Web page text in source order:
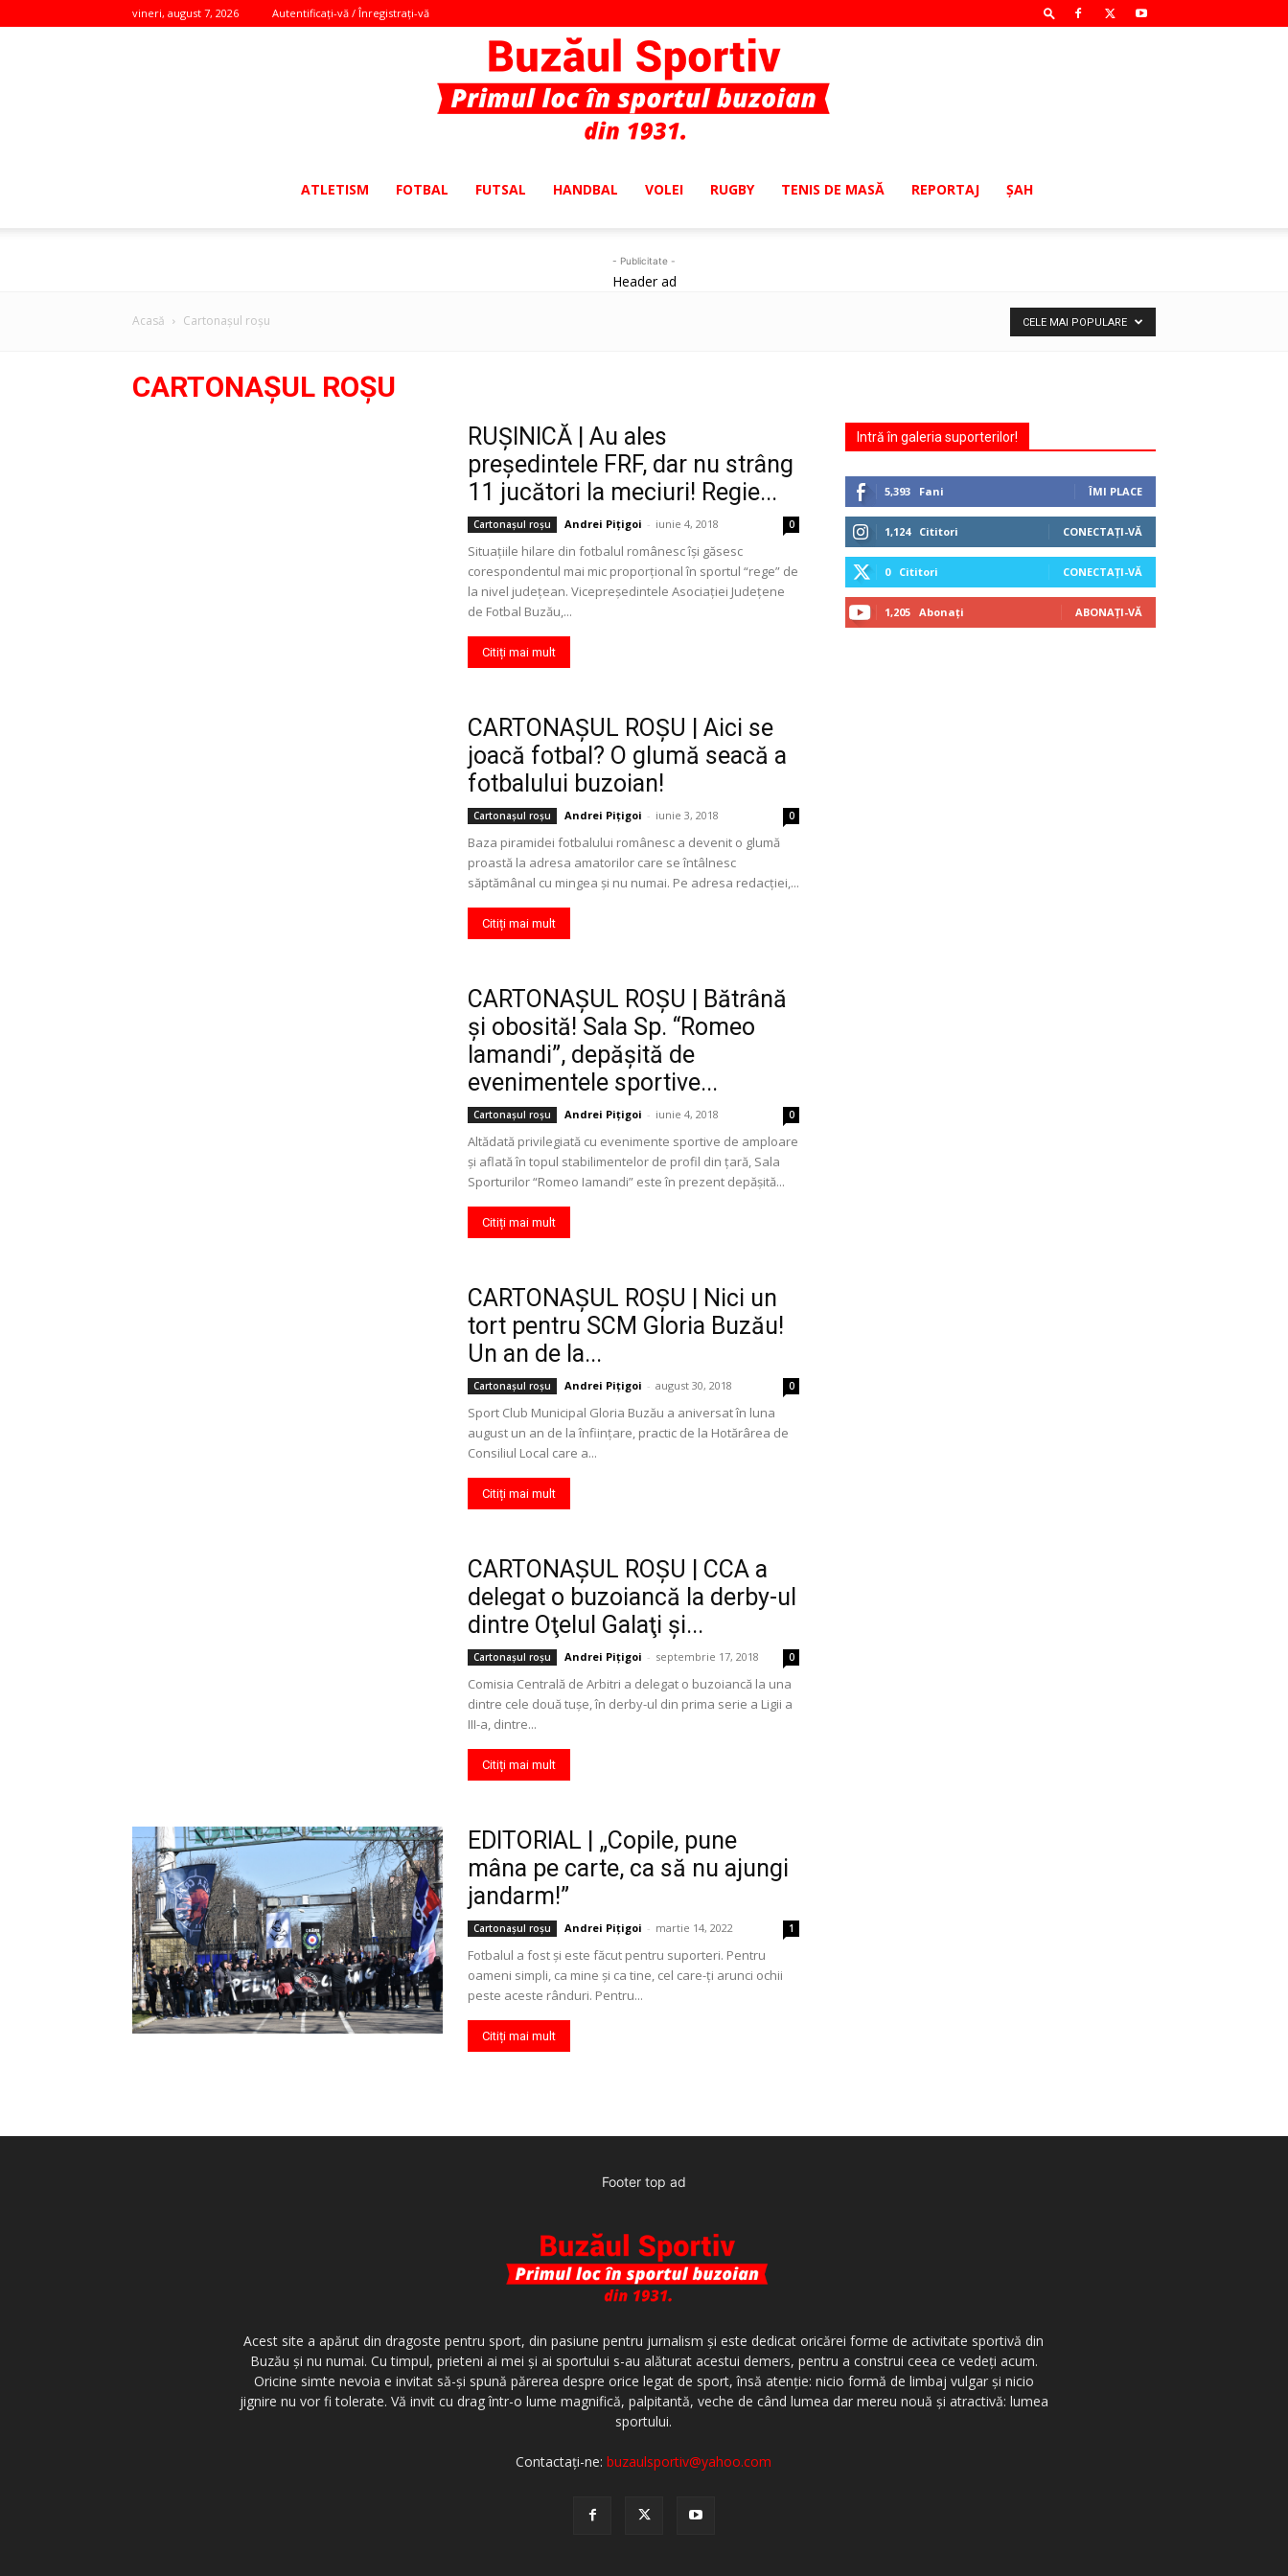
vineri, august 7, 2026 Autentificați-vă / Înregistrați-vă
ATLETISM FOTBAL FUTSAL HANDBAL VOLEI RUGBY TENIS DE MASĂ REPORTAJ ŞAH
- Publicitate -
Header ad
Acasă Cartonaşul roşu CELE MAI POPULARE
CARTONAŞUL ROŞU
RUŞINICĂ | Au ales
preşedintele FRF, dar nu strâng
11 jucători la meciuri! Regie...
Cartonaşul roşu Andrei Pițigoi - iunie 4, 2018 0
Situaţiile hilare din fotbalul românesc îşi găsesc
corespondentul mai mic proporţional în sportul “rege” de
la nivel judeţean. Vicepreşedintele Asociaţiei Judeţene
de Fotbal Buzău,...
Citiți mai mult
CARTONAŞUL ROŞU | Aici se
joacă fotbal? O glumă seacă a
fotbalului buzoian!
Cartonaşul roşu Andrei Pițigoi - iunie 3, 2018 0
Baza piramidei fotbalului românesc a devenit o glumă
proastă la adresa amatorilor care se întâlnesc
săptămânal cu mingea şi nu numai. Pe adresa redacţiei,...
Citiți mai mult
CARTONAŞUL ROŞU | Bătrână
şi obosită! Sala Sp. “Romeo
Iamandi”, depăşită de
evenimentele sportive...
Cartonaşul roşu Andrei Pițigoi - iunie 4, 2018 0
Altădată privilegiată cu evenimente sportive de amploare
şi aflată în topul stabilimentelor de profil din ţară, Sala
Sporturilor “Romeo Iamandi” este în prezent depăşită...
Citiți mai mult
CARTONAŞUL ROŞU | Nici un
tort pentru SCM Gloria Buzău!
Un an de la...
Cartonaşul roşu Andrei Pițigoi - august 30, 2018 0
Sport Club Municipal Gloria Buzău a aniversat în luna
august un an de la înfiinţare, practic de la Hotărârea de
Consiliul Local care a...
Citiți mai mult
CARTONAŞUL ROŞU | CCA a
delegat o buzoiancă la derby-ul
dintre Oţelul Galaţi şi...
Cartonaşul roşu Andrei Pițigoi - septembrie 17, 2018 0
Comisia Centrală de Arbitri a delegat o buzoiancă la una
dintre cele două tuşe, în derby-ul din prima serie a Ligii a
III-a, dintre...
Citiți mai mult
EDITORIAL | „Copile, pune
mâna pe carte, ca să nu ajungi
jandarm!”
Cartonaşul roşu Andrei Pițigoi - martie 14, 2022 1
Fotbalul a fost şi este făcut pentru suporteri. Pentru
oameni simpli, ca mine şi ca tine, cel care-ţi arunci ochii
peste aceste rânduri. Pentru...
Citiți mai mult
Intră în galeria suporterilor!
5,393 Fani ÎMI PLACE
1,124 Cititori CONECTAȚI-VĂ
0 Cititori CONECTAȚI-VĂ
1,205 Abonați ABONAȚI-VĂ
Footer top ad
Acest site a apărut din dragoste pentru sport, din pasiune pentru jurnalism şi este dedicat oricărei forme de activitate sportivă din
Buzău şi nu numai. Cu timpul, prieteni ai mei şi ai sportului s-au alăturat acestui demers, pentru a construi ceea ce vedeţi acum.
Oricine simte nevoia e invitat să-şi spună părerea despre orice legat de sport, însă atenţie: nicio formă de limbaj vulgar şi nicio
jignire nu vor fi tolerate. Vă invit cu drag într-o lume magnifică, palpitantă, veche de când lumea dar mereu nouă şi atractivă: lumea
sportului.
Contactați-ne:buzaulsportiv@yahoo.com